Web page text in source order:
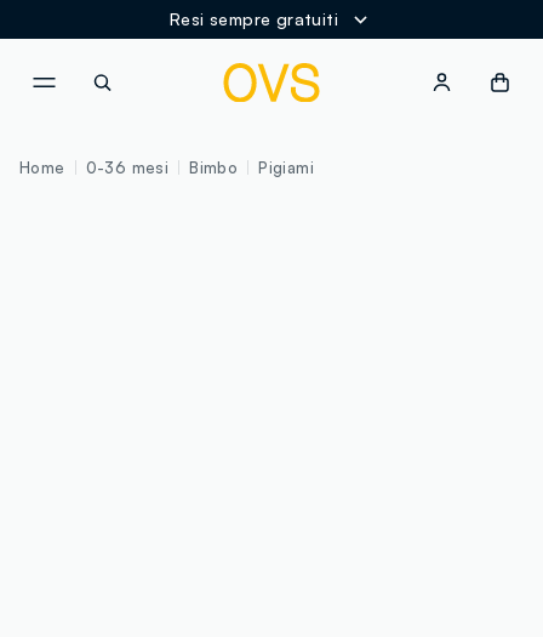
Resi sempre gratuiti
Home 0-36 mesi Bimbo Pigiami